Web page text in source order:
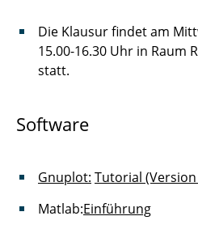
Die Klausur findet am
15.00-16.30 Uhr in Raum
statt.
Software
Gnuplot: Tutorial (Version
Matlab:Einführung